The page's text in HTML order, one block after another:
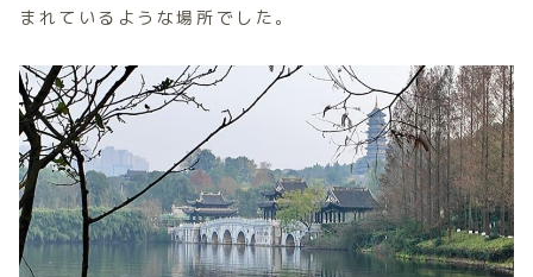
まれているような場所でした。